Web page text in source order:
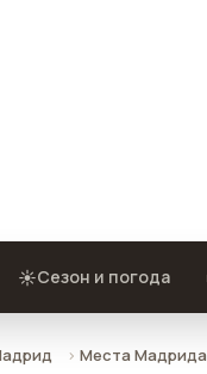
☀️Сезон и погода
Места Мадрида